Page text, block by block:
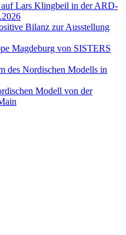
Lars Klingbeil in der ARD-
Bilanz zur Ausstellung
Magdeburg von SISTERS
des Nordischen Modells in
Modell von der